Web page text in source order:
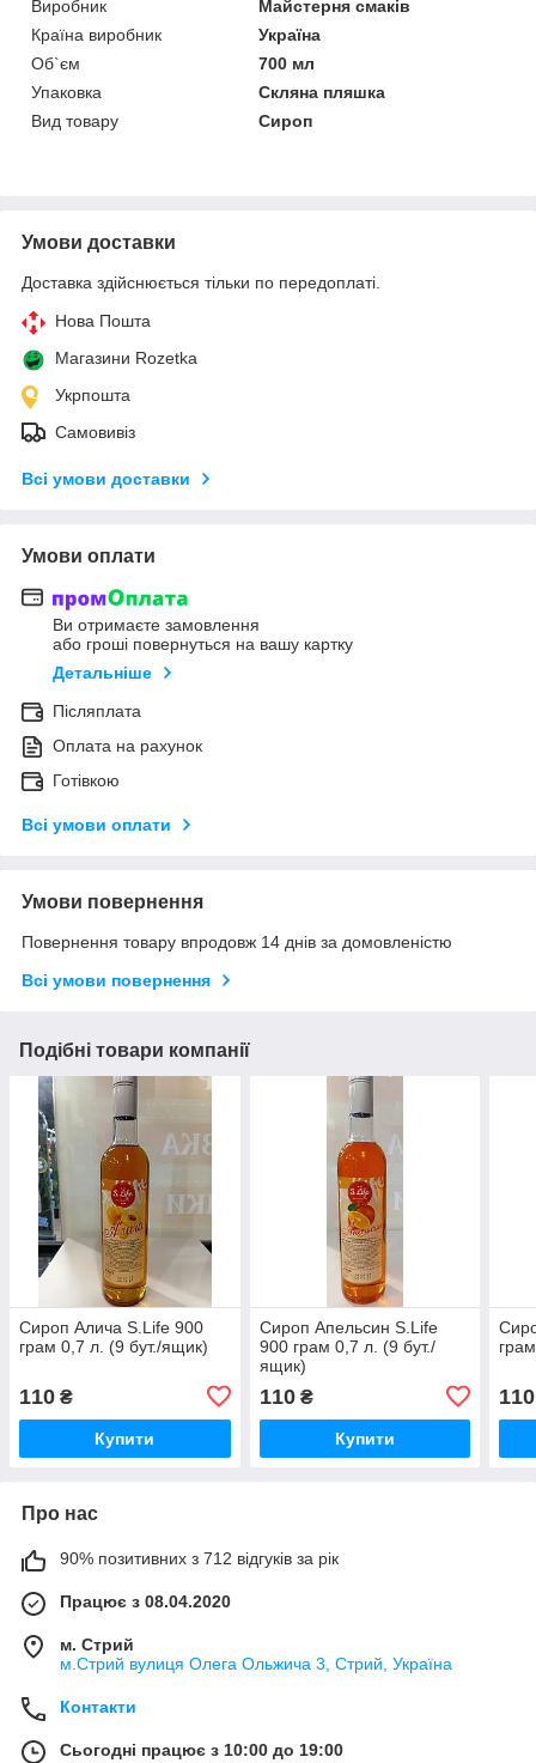
Виробник
Майстерня смаків
Країна виробник
Україна
Об`єм
700 мл
Упаковка
Скляна пляшка
Вид товару
Сироп
Умови доставки
Доставка здійснюється тільки по передоплаті.
Нова Пошта
Магазини Rozetka
Укрпошта
Самовивіз
Всі умови доставки
Умови оплати
Ви отримаєте замовлення
або гроші повернуться на вашу картку
Детальніше
Післяплата
Оплата на рахунок
Готівкою
Всі умови оплати
Умови повернення
Повернення товару впродовж 14 днів за домовленістю
Всі умови повернення
Подібні товари компанії
Сироп Алича S.Life 900
грам 0,7 л. (9 бут./ящик)
110 ₴
Купити
Сироп Апельсин S.Life
900 грам 0,7 л. (9 бут./
ящик)
110₴
Купити
110
Про нас
90% позитивних з 712 відгуків за рік
Працює з 08.04.2020
м. Стрий
м.Стрий вулиця Олега Ольжича 3, Стрий, Україна
Контакти
Сьогодні працює з 10:00 до 19:00